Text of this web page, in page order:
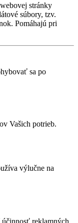
stránky
súbory, tzv.
Pomáhajú pri
sa po
Vašich potrieb.
výlučne na
reklamných